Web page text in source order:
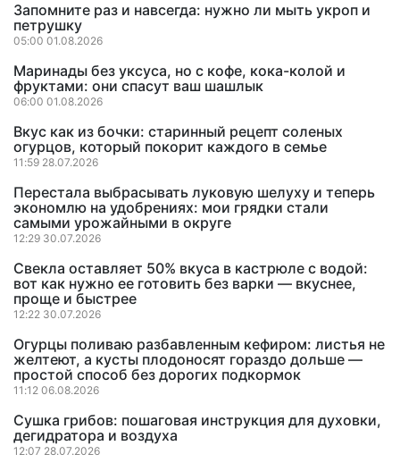
Запомните раз и навсегда: нужно ли мыть укроп и
петрушку
05:00 01.08.2026
Маринады без уксуса, но с кофе, кока-колой и
фруктами: они спасут ваш шашлык
06:00 01.08.2026
Вкус как из бочки: старинный рецепт соленых
огурцов, который покорит каждого в семье
11:59 28.07.2026
Перестала выбрасывать луковую шелуху и теперь
экономлю на удобрениях: мои грядки стали
самыми урожайными в округе
12:29 30.07.2026
Свекла оставляет 50% вкуса в кастрюле с водой:
вот как нужно ее готовить без варки — вкуснее,
проще и быстрее
12:22 30.07.2026
Огурцы поливаю разбавленным кефиром: листья не
желтеют, а кусты плодоносят гораздо дольше —
простой способ без дорогих подкормок
11:12 06.08.2026
Сушка грибов: пошаговая инструкция для духовки,
дегидратора и воздуха
12:07 28.07.2026